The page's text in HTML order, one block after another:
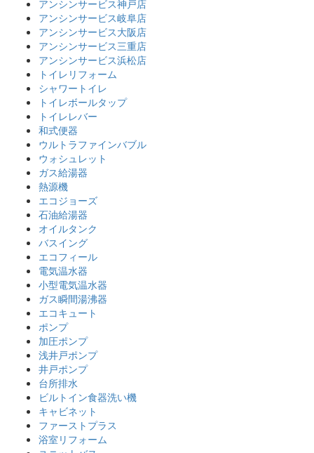
アンシンサービス神戸店
アンシンサービス岐阜店
アンシンサービス大阪店
アンシンサービス三重店
アンシンサービス浜松店
トイレリフォーム
シャワートイレ
トイレボールタップ
トイレレバー
和式便器
ウルトラファインバブル
ウォシュレット
ガス給湯器
熱源機
エコジョーズ
石油給湯器
オイルタンク
バスイング
エコフィール
電気温水器
小型電気温水器
ガス瞬間湯沸器
エコキュート
ポンプ
加圧ポンプ
浅井戸ポンプ
井戸ポンプ
台所排水
ビルトイン食器洗い機
キャビネット
ファーストプラス
浴室リフォーム